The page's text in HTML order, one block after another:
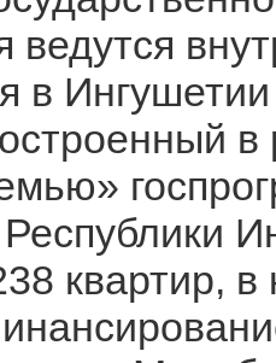
ведутся
в
квартир, в